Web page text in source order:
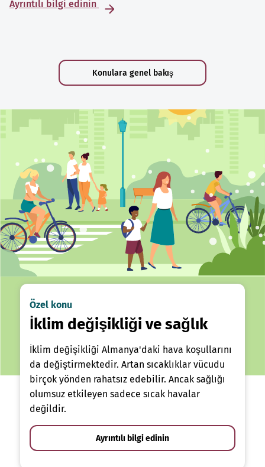
Ayrıntılı bilgi edinin
Konulara genel bakış
Özel konu
İklim değişikliği ve sağlık
İklim değişikliği Almanya'daki hava koşullarını
da değiştirmektedir. Artan sıcaklıklar vücudu
birçok yönden rahatsız edebilir. Ancak sağlığı
olumsuz etkileyen sadece sıcak havalar
değildir.
Ayrıntılı bilgi edinin